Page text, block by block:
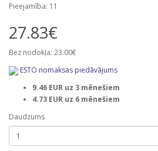
Pieejamība: 11
27.83€
Bez nodokļa: 23.00€
ESTO nomaksas piedāvājums
9.46 EUR uz 3 mēnešiem
4.73 EUR uz 6 mēnešiem
Daudzums